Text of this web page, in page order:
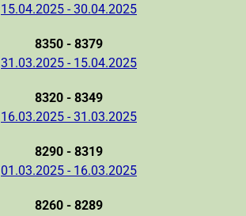
15.04.2025 - 30.04.2025
8350 - 8379
31.03.2025 - 15.04.2025
8320 - 8349
16.03.2025 - 31.03.2025
8290 - 8319
01.03.2025 - 16.03.2025
8260 - 8289